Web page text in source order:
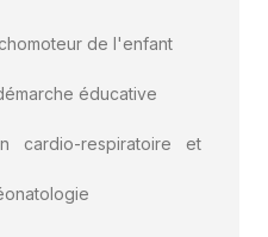
de l'enfant
éducative
cardio-respiratoire et